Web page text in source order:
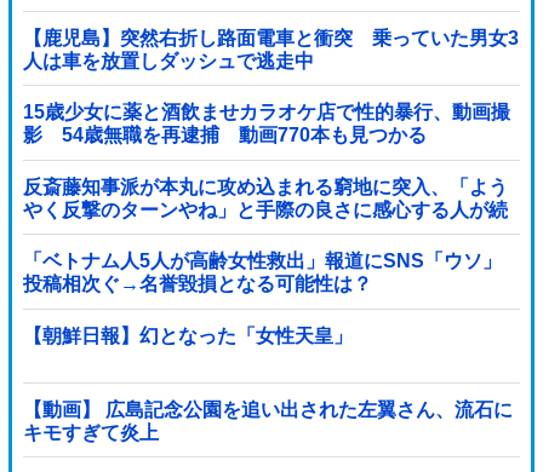
【鹿児島】突然右折し路面電車と衝突 乗っていた男女3
人は車を放置しダッシュで逃走中
15歳少女に薬と酒飲ませカラオケ店で性的暴行、動画撮
影 54歳無職を再逮捕 動画770本も見つかる
反斎藤知事派が本丸に攻め込まれる窮地に突入、「よう
やく反撃のターンやね」と手際の良さに感心する人が続
出中他
「ベトナム人5人が高齢女性救出」報道にSNS「ウソ」
投稿相次ぐ→名誉毀損となる可能性は？
【朝鮮日報】幻となった「女性天皇」
【動画】 広島記念公園を追い出された左翼さん、流石に
キモすぎて炎上